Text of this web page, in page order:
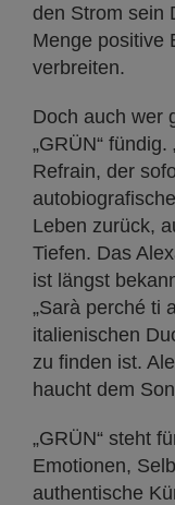
den Strom sein
Menge positive
verbreiten.
Doch auch wer
„GRÜN“
Refrain, der
Leben zurück,
Tiefen. Das
ist längst
„Sarà perché ti
italienischen
zu finden ist.
haucht dem
„GRÜN“ steht
Emotionen,
authentische